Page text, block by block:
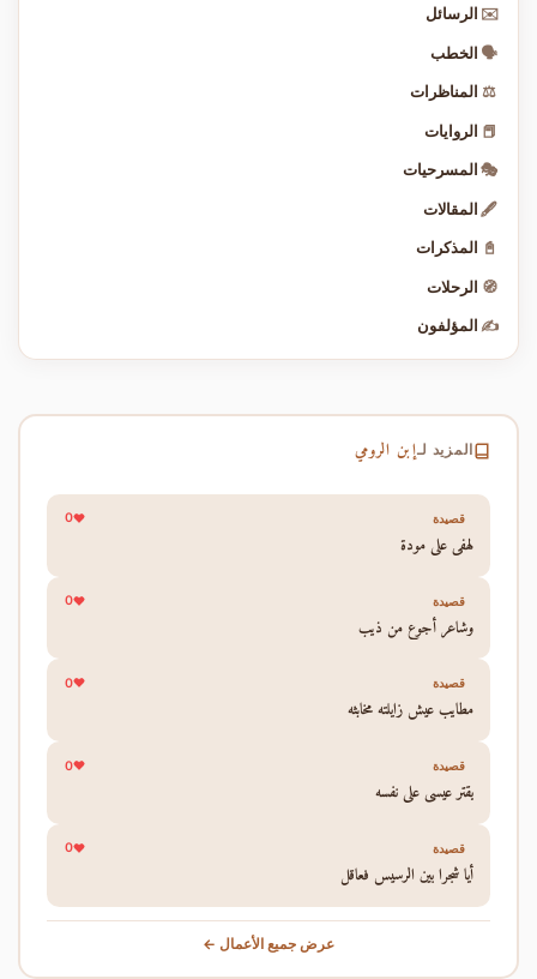
✉️ الرسائل
🗣️ الخطب
⚖️ المناظرات
📕 الروايات
🎭 المسرحيات
🖋️ المقالات
📓 المذكرات
🧭 الرحلات
✍️ المؤلفون
المزيد لـإبن الرومي
قصيدة 0
لهفي على مودة
قصيدة 0
وشاعر أجوع من ذيب
قصيدة 0
مطايب عيش زايلته مخابثه
قصيدة 0
يقتر عيسى على نفسه
قصيدة 0
أيا شجرا بين الرسيس فعاقل
عرض جميع الأعمال ←